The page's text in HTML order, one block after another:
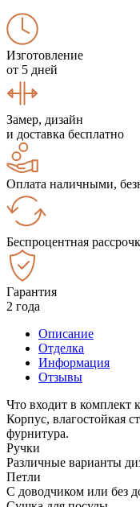
Изготовление
от 5 дней
Замер, дизайн
и доставка бесплатно
Оплата наличными,
Беспроцентная
Гарантия
2 года
Описание
Отделка
Информация
Отзывы
Что входит в комплект
Корпус, влагостойкая
фурнитура.
Ручки
Различные варианты
Петли
С доводчиком или без